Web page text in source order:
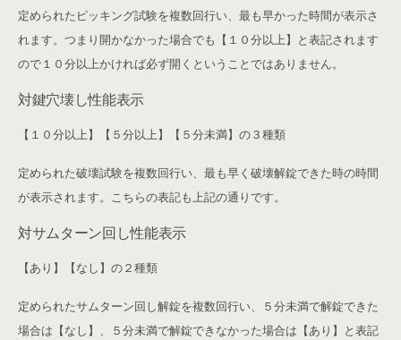
定められたピッキング試験を複数回行い、最も早かった時間が表示さ
れます。つまり開かなかった場合でも【１０分以上】と表記されます
ので１０分以上かければ必ず開くということではありません。
対鍵穴壊し性能表示
【１０分以上】【５分以上】【５分未満】の３種類
定められた破壊試験を複数回行い、最も早く破壊解錠できた時の時間
が表示されます。こちらの表記も上記の通りです。
対サムターン回し性能表示
【あり】【なし】の２種類
定められたサムターン回し解錠を複数回行い、５分未満で解錠できた
場合は【なし】、５分未満で解錠できなかった場合は【あり】と表記